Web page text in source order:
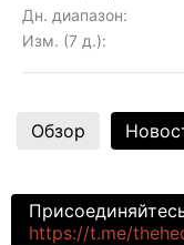
Дн. диапазон:
Изм. (7 д.):
Обзор
https://t.me/